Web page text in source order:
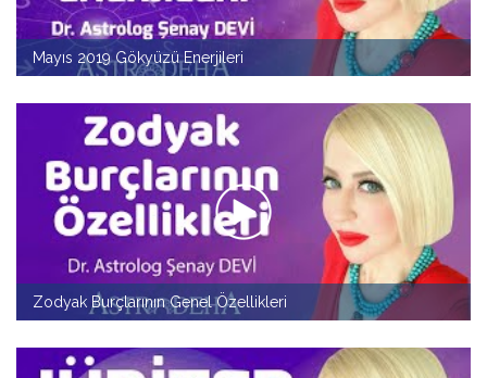
Mayıs 2019 Gökyüzü Enerjileri
Zodyak Burçlarının Genel Özellikleri